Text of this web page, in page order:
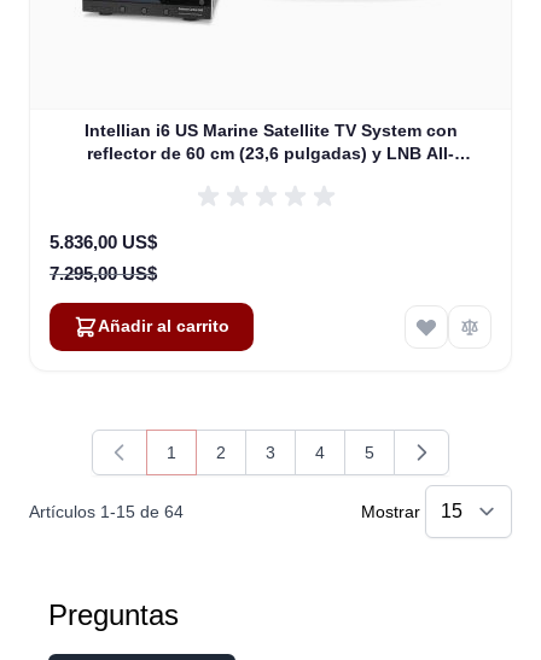
Intellian i6 US Marine Satellite TV System con
reflector de 60 cm (23,6 pulgadas) y LNB All-
Special Price
5.836,00 US$
7.295,00 US$
Añadir al carrito
Artículos 1-15 de 64
Actualmente estás leyendo página
1
Página
2
Página
3
Página
4
Página
5
Mostrar
Preguntas